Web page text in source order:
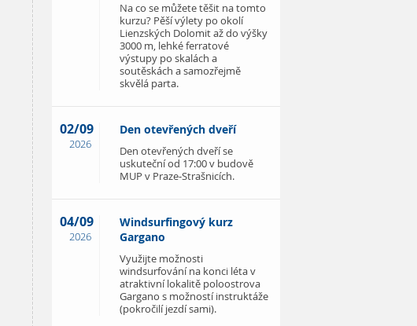
Na co se můžete těšit na tomto
kurzu? Pěší výlety po okolí
Lienzských Dolomit až do výšky
3000 m, lehké ferratové
výstupy po skalách a
soutěskách a samozřejmě
skvělá parta.
02/09
2026
Den otevřených dveří
Den otevřených dveří se
uskuteční od 17:00 v budově
MUP v Praze-Strašnicích.
04/09
2026
Windsurfingový kurz
Gargano
Využijte možnosti
windsurfování na konci léta v
atraktivní lokalitě poloostrova
Gargano s možností instruktáže
(pokročilí jezdí sami).